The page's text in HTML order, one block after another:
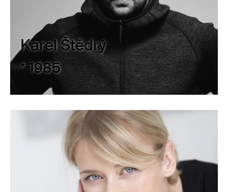
Karel Štědrý
* 1985